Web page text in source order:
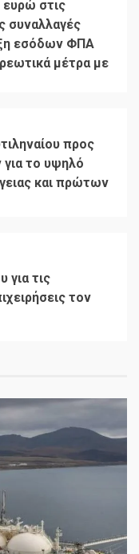
ευρώ στις
συναλλαγές
εσόδων ΦΠΑ
μέτρα με
προς
για το υψηλό
και πρώτων
για τις
τον